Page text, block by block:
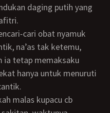
daging putih yang
na’as tak ketemu,
ia tetap memaksaku
hanya untuk menuruti